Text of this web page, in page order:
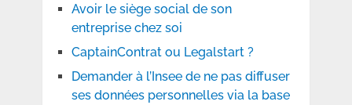
Avoir le siège social de son
entreprise chez soi
CaptainContrat ou Legalstart ?
Demander à l’Insee de ne pas diffuser
ses données personnelles via la base